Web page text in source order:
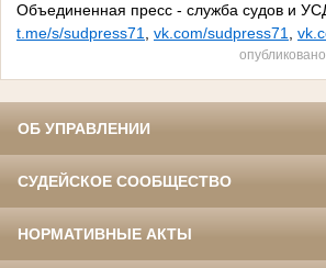
Объединенная пресс - служба судов и
t.me/s/sudpress71, vk.com/sudpress71,
ОБ УПРАВЛЕНИИ
СУДЕЙСКОЕ СООБЩЕСТВО
НОРМАТИВНЫЕ АКТЫ